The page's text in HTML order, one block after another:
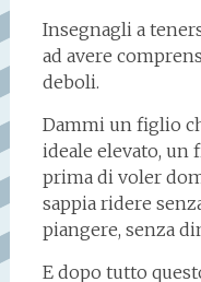
Insegnagli a
ad avere
deboli.
Dammi un figlio
ideale elevato, un
prima di voler
sappia ridere
piangere, senza
E dopo tutto